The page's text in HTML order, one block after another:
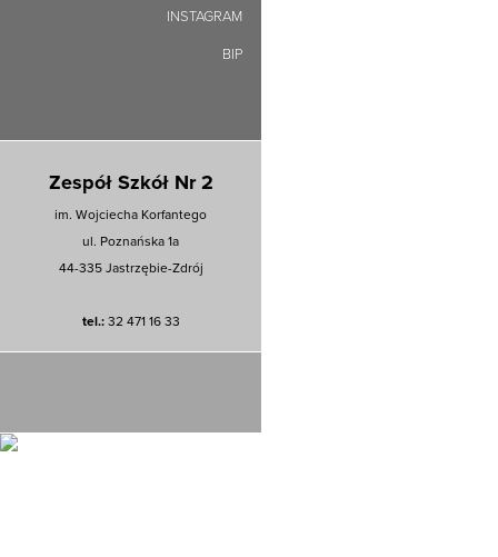
INSTAGRAM
BIP
Zespół Szkół Nr 2
im. Wojciecha Korfantego
ul. Poznańska 1a
44-335 Jastrzębie-Zdrój
tel.:32 471 16 33